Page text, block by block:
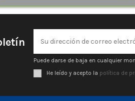
Puede darse de baja en cualquier
He leído y acepto la política de